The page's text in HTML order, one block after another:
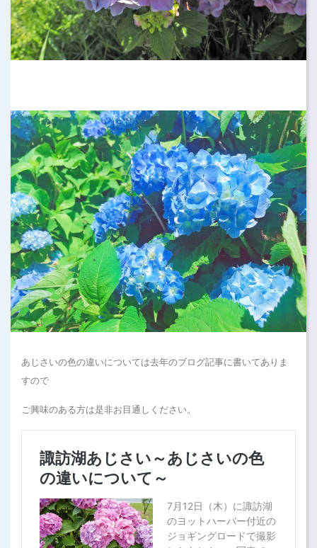
あじさいの色の違いについては去年のブログ記事に書いてありま
すので
ご興味のある方は是非お目通しください。